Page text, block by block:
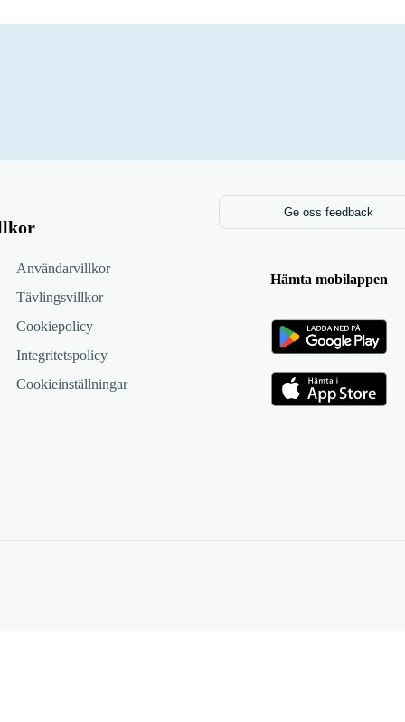
Användarvillkor
Tävlingsvillkor
Cookiepolicy
Integritetspolicy
Cookieinställningar
Ge oss feedback
Hämta mobilappen